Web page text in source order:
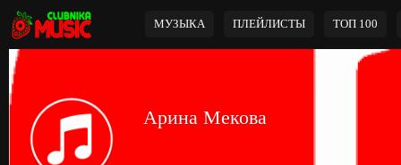
МУЗЫКА ПЛЕЙЛИСТЫ ТОП 100
Арина Мекова